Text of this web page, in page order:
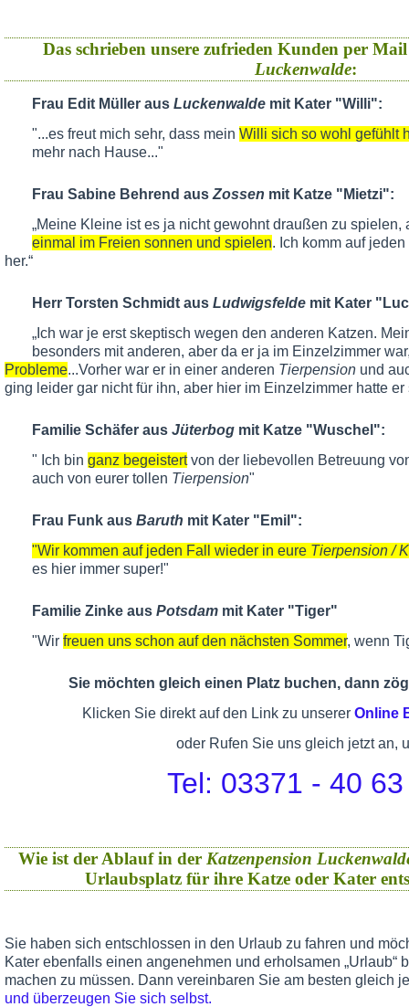
Das schrieben unsere zufrieden Kunden per
Luckenwalde:
Frau Edit Müller aus Luckenwalde mit Kater "Willi":
"...es freut mich sehr, dass mein Willi sich so wohl gefühlt
mehr nach Hause..."
Frau Sabine Behrend aus Zossen mit Katze "Mietzi":
„Meine Kleine ist es ja nicht gewohnt draußen zu spielen,
einmal im Freien sonnen und spielen. Ich komm auf
her.“
Herr Torsten Schmidt aus Ludwigsfelde mit Kater
„Ich war je erst skeptisch wegen den anderen Katzen.
besonders mit anderen, aber da er ja im Einzelzimmer
Probleme...Vorher war er in einer anderen Tierpension und
ging leider gar nicht für ihn, aber hier im Einzelzimmer hatte er
Familie Schäfer aus Jüterbog mit Katze "Wuschel":
" Ich bin ganz begeistertvon der liebevollen Betreuung
auch von eurer tollen Tierpension"
Frau Funk aus Baruth mit Kater "Emil":
"Wir kommen auf jeden Fall wieder in eure Tierpension /
es hier immer super!"
Familie Zinke aus Potsdam mit Kater "Tiger"
"Wir freuen uns schon auf den nächsten Sommer, wenn
Sie möchten gleich einen Platz buchen, dann
Klicken Sie direkt auf den Link zu unserer Online
oder Rufen Sie uns gleich jetzt an,
Tel: 03371 - 40
Wie ist der Ablauf in der Katzenpension
Urlaubsplatz für ihre Katze oder Kater
Sie haben sich entschlossen in den Urlaub zu fahren und
Kater ebenfalls einen angenehmen und erholsamen „Urlaub“
machen zu müssen. Dann vereinbaren Sie am besten gleich
und überzeugen Sie sich selbst.